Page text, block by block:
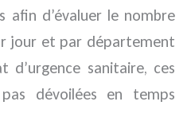
afin d’évaluer le nombre
jour et par département
d’urgence sanitaire, ces
dévoilées en temps